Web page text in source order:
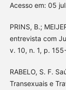
Acesso em: 05
PRINS, B.;
entrevista com
v. 10, n. 1, p.
RABELO, S. F.
Transexuais e